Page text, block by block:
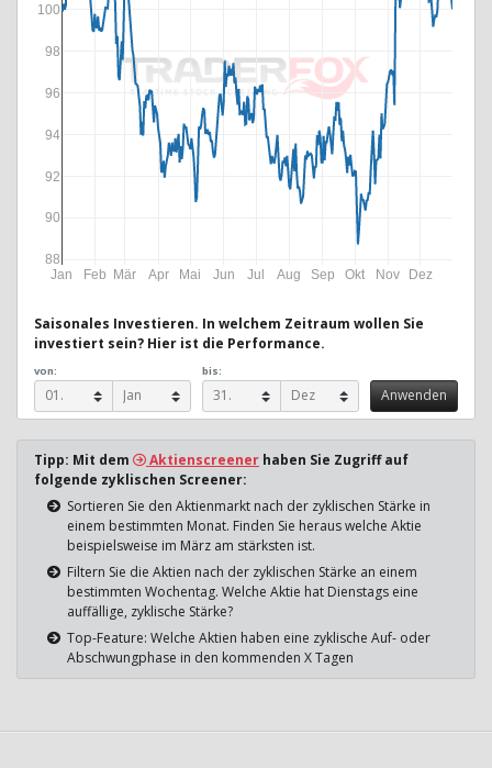
Jan Feb Mär Apr Mai Jun Jul Aug Sep Okt Nov Dez
88
90
92
94
96
98
100
Saisonales Investieren. In welchem Zeitraum wollen Sie
investiert sein? Hier ist die Performance.
von: bis:
Tipp: Mit dem Aktienscreener haben Sie Zugriff auf
folgende zyklischen Screener:
Sortieren Sie den Aktienmarkt nach der zyklischen Stärke in
einem bestimmten Monat. Finden Sie heraus welche Aktie
beispielsweise im März am stärksten ist.
Filtern Sie die Aktien nach der zyklischen Stärke an einem
bestimmten Wochentag. Welche Aktie hat Dienstags eine
auffällige, zyklische Stärke?
Top-Feature: Welche Aktien haben eine zyklische Auf- oder
Abschwungphase in den kommenden X Tagen